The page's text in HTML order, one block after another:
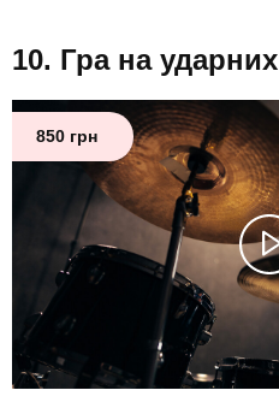
Гра на ударних
850 грн